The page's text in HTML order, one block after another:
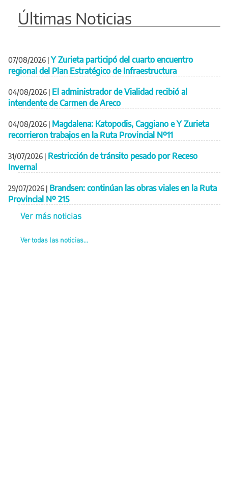
Últimas Noticias
07/08/2026 | Y Zurieta participó del cuarto encuentro
regional del Plan Estratégico de Infraestructura
04/08/2026 | El administrador de Vialidad recibió al
intendente de Carmen de Areco
04/08/2026 | Magdalena: Katopodis, Caggiano e Y Zurieta
recorrieron trabajos en la Ruta Provincial Nº11
31/07/2026 | Restricción de tránsito pesado por Receso
Invernal
29/07/2026 | Brandsen: continúan las obras viales en la Ruta
Provincial Nº 215
Ver más noticias
Ver todas las noticias...